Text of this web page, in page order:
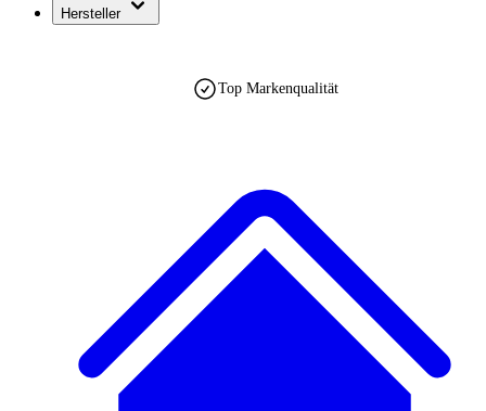
Hersteller
Top Markenqualität